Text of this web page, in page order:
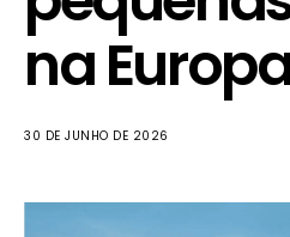
na
30 DE JUNHO DE 2026